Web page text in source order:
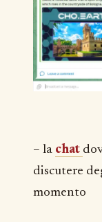
– la chat
discutere
momento